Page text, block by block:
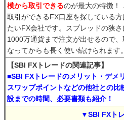
模から取引できるのが最大の特徴！
取引ができるFX口座を探している
たいFX会社です。スプレッドの狭
1000万通貨まで注文が出せるので
なってからも長く使い続けられます。
【SBI FXトレードの関連記事】
■SBI FXトレードのメリット・デメ
スワップポイントなどの他社との比
設までの時間、必要書類も紹介！
▼SBI FXト